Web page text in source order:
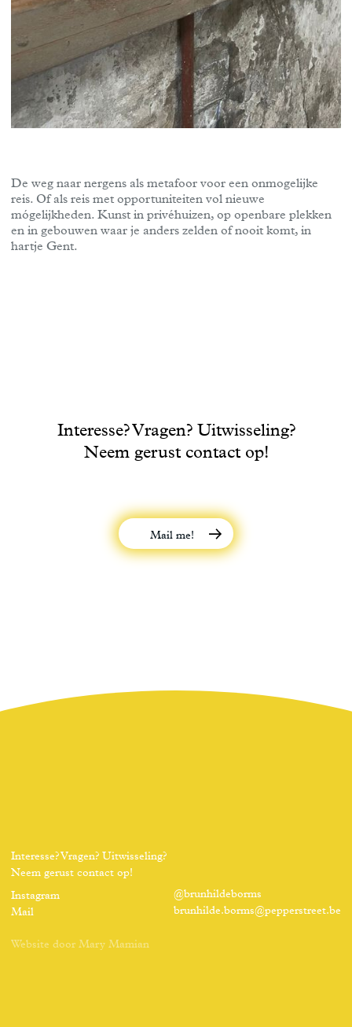
De weg naar nergens als metafoor voor een onmogelijke
reis. Of als reis met opportuniteiten vol nieuwe
mógelijkheden. Kunst in privéhuizen, op openbare plekken
en in gebouwen waar je anders zelden of nooit komt, in
hartje Gent.
Interesse? Vragen? Uitwisseling?
Neem gerust contact op!
Mail me!
Interesse? Vragen? Uitwisseling?
Neem gerust contact op!
Instagram
@brunhildeborms
Mail
brunhilde.borms@pepperstreet.be
Website door Mary Mamian